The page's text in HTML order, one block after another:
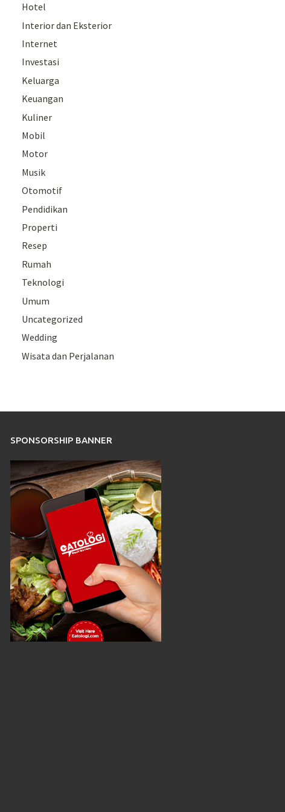
Hotel
Interior dan Eksterior
Internet
Investasi
Keluarga
Keuangan
Kuliner
Mobil
Motor
Musik
Otomotif
Pendidikan
Properti
Resep
Rumah
Teknologi
Umum
Uncategorized
Wedding
Wisata dan Perjalanan
SPONSORSHIP BANNER